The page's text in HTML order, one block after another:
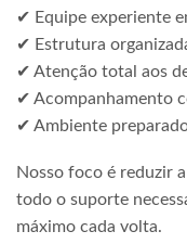
✔ Equipe experiente
✔ Estrutura
✔ Atenção total aos
✔ Acompanhamento
✔ Ambiente
Nosso foco é reduzir
todo o suporte
máximo cada volta.